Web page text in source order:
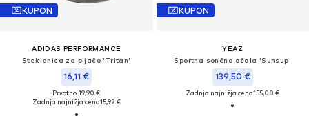
KUPON
ADIDAS PERFORMANCE
Steklenica za pijačo 'Tritan'
16,11 €
Prvotno: 19,90 €
Zadnja najnižja cena15,92 €
KUPON
YEAZ
Športna sončna očala 'Sunsup'
139,50 €
Zadnja najnižja cena155,00 €